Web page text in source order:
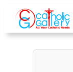
content